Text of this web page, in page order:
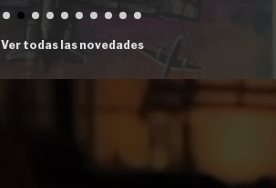
Ver todas las novedades